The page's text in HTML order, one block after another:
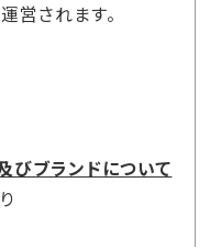
営されます。
びブランドについて